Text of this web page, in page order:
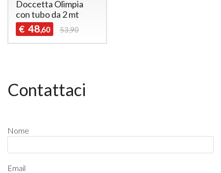
Doccetta Olimpia
con tubo da 2 mt
€ 48,60 53,90
Contattaci
Nome
Email